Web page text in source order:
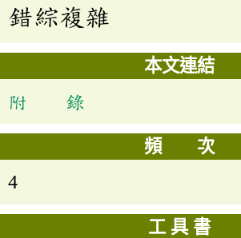
錯綜複雜
本文連結
附 錄
頻 次
4
工 具 書